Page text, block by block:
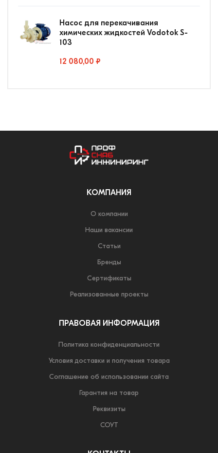
Насос для перекачивания
химических жидкостей Vodotok S-
103
12 080,00 ₽
КОМПАНИЯ
О компании
Наши вакансии
Статьи
Бренды
Сертификаты
Реализованные проекты
ПРАВОВАЯ ИНФОРМАЦИЯ
Политика конфиденциальности
Условия доставки и получения товара
Соглашение об использовании сайта
Гарантия на товар
Реквизиты
СОУТ